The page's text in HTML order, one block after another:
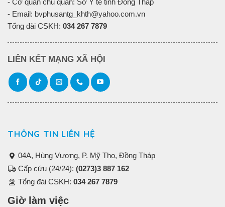
- Email: bvphusantg_khth@yahoo.com.vn
Tổng đài CSKH: 034 267 7879
LIÊN KẾT MẠNG XÃ HỘI
THÔNG TIN LIÊN HỆ
04A, Hùng Vương, P. Mỹ Tho, Đồng Tháp
Cấp cứu (24/24): (0273)3 887 162
Tổng đài CSKH: 034 267 7879
Giờ làm việc